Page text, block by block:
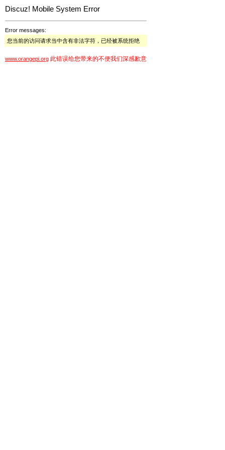
Discuz! Mobile System Error
Error messages:
您当前的访问请求当中含有非法字符，已经被系统拒绝
www.orangepi.org 此错误给您带来的不便我们深感歉意